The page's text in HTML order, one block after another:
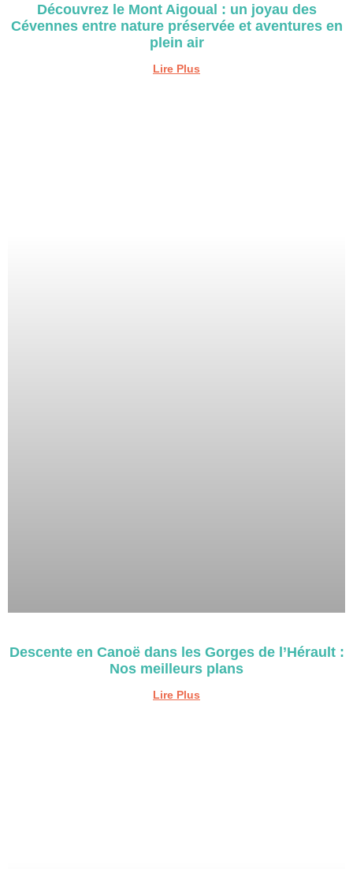
Découvrez le Mont Aigoual : un joyau des
Cévennes entre nature préservée et aventures en
plein air
Lire Plus
Descente en Canoë dans les Gorges de l’Hérault :
Nos meilleurs plans
Lire Plus